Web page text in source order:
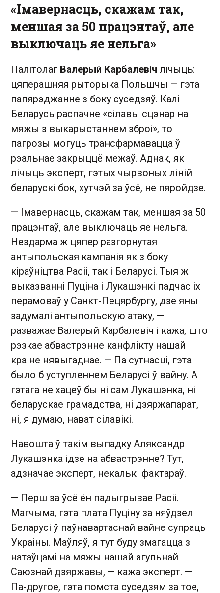
«Імавернасць, скажам так,
меншая за 50 працэнтаў, але
выключаць яе нельга»
Палітолаг Валерый Карбалевіч лічыць:
цяперашняя рыторыка Польшчы — гэта
папярэджанне з боку суседзяў. Калі
Беларусь распачне «сілавы сцэнар на
мяжы з выкарыстаннем зброі», то
пагрозы могуць трансфармавацца ў
рэальнае закрыццё межаў. Аднак, як
лічыць эксперт, гэтых чырвоных ліній
беларускі бок, хутчэй за ўсё, не пяройдзе.
— Імавернасць, скажам так, меншая за 50
працэнтаў, але выключаць яе нельга.
Нездарма ж цяпер разгорнутая
антыпольская кампанія як з боку
кіраўніцтва Расіі, так і Беларусі. Тыя ж
выказванні Пуціна і Лукашэнкі падчас іх
перамоваў у Санкт-Пецярбургу, дзе яны
задумалі антыпольскую атаку, —
разважае Валерый Карбалевіч і кажа, што
рэзкае абвастрэнне канфлікту нашай
краіне нявыгаднае. — Па сутнасці, гэта
было б уступленнем Беларусі ў вайну. А
гэтага не хацеў бы ні сам Лукашэнка, ні
беларускае грамадства, ні дзяржапарат,
ні, я думаю, нават сілавікі.
Навошта ў такім выпадку Аляксандр
Лукашэнка ідзе на абвастрэнне? Тут,
адзначае эксперт, некалькі фактараў.
— Перш за ўсё ён падыгрывае Расіі.
Магчыма, гэта плата Пуціну за няўдзел
Беларусі ў паўнавартаснай вайне супраць
Украіны. Маўляў, я тут буду змагацца з
натаўцамі на мяжы нашай агульнай
Саюзнай дзяржавы, — кажа эксперт. —
Па-другое, гэта помста суседзям за тое,